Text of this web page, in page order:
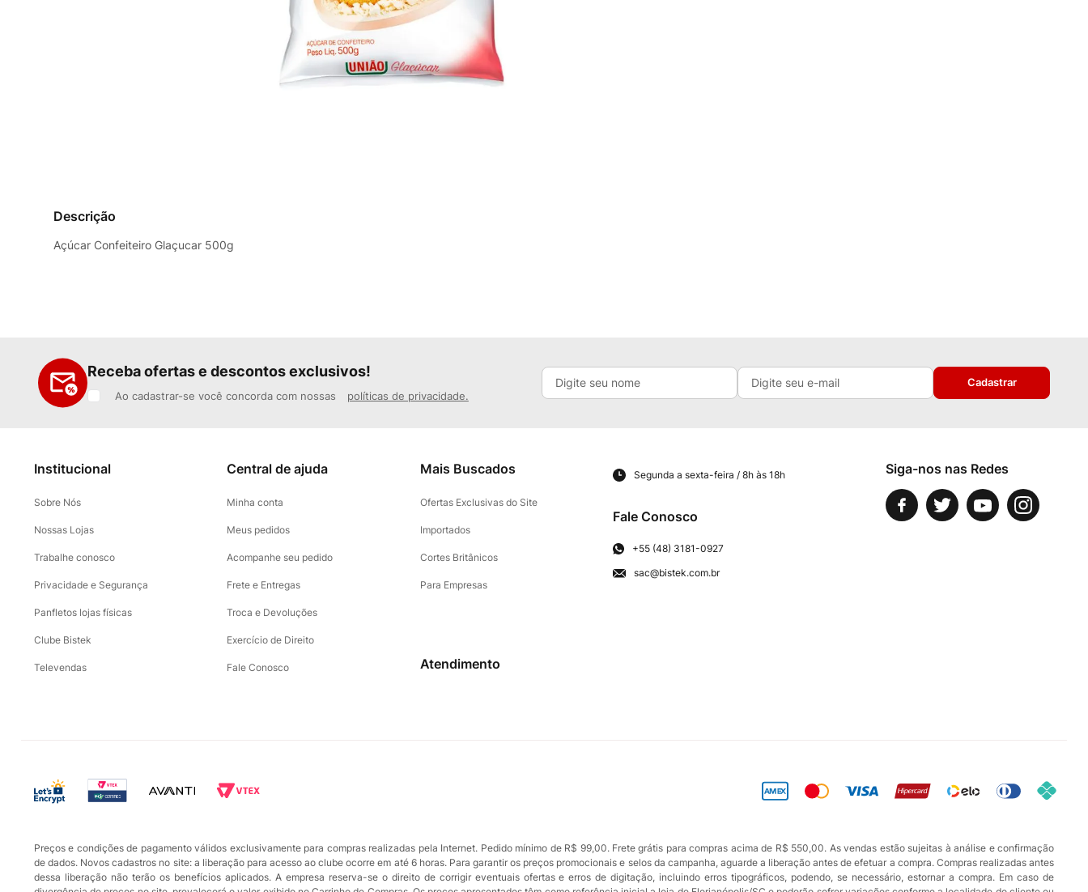
Descrição
Açúcar Confeiteiro Glaçucar 500g
Receba ofertas e descontos exclusivos!
Ao cadastrar-se você concorda com nossas políticas de privacidade.
Cadastrar
Institucional
Sobre Nós
Nossas Lojas
Trabalhe conosco
Privacidade e Segurança
Panfletos lojas físicas
Clube Bistek
Televendas
Central de ajuda
Minha conta
Meus pedidos
Acompanhe seu pedido
Frete e Entregas
Troca e Devoluções
Exercício de Direito
Fale Conosco
Mais Buscados
Ofertas Exclusivas do Site
Importados
Cortes Britânicos
Para Empresas
Atendimento
Segunda a sexta-feira / 8h às 18h
Fale Conosco
+55 (48) 3181-0927
sac@bistek.com.br
Siga-nos nas Redes
Preços e condições de pagamento válidos exclusivamente para compras realizadas pela Internet. Pedido mínimo de R$ 99,00. Frete grátis para compras acima de R$ 550,00. As vendas estão sujeitas à análise e confirmação
de dados. Novos cadastros no site: a liberação para acesso ao clube ocorre em até 6 horas. Para garantir os preços promocionais e selos da campanha, aguarde a liberação antes de efetuar a compra. Compras realizadas antes
dessa liberação não terão os benefícios aplicados. A empresa reserva-se o direito de corrigir eventuais ofertas e erros de digitação, incluindo erros tipográficos, podendo, se necessário, estornar a compra. Em caso de